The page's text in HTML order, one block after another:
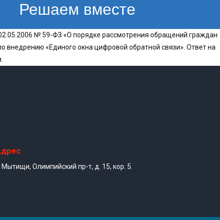
Решаем вместе
№ 59-ФЗ «О порядке рассмотрения обращений граждан
внедрению «Единого окна цифровой обратной связи». Ответ на
Мытищи, Олимпийский пр-т, д. 15, кор. 5.